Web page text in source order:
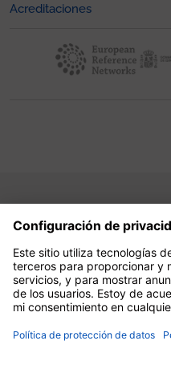
Acreditaciones